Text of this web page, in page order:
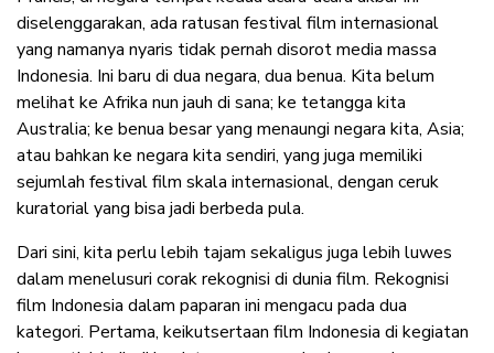
diselenggarakan, ada ratusan festival film internasional
yang namanya nyaris tidak pernah disorot media massa
Indonesia. Ini baru di dua negara, dua benua. Kita belum
melihat ke Afrika nun jauh di sana; ke tetangga kita
Australia; ke benua besar yang menaungi negara kita, Asia;
atau bahkan ke negara kita sendiri, yang juga memiliki
sejumlah festival film skala internasional, dengan ceruk
kuratorial yang bisa jadi berbeda pula.
Dari sini, kita perlu lebih tajam sekaligus juga lebih luwes
dalam menelusuri corak rekognisi di dunia film. Rekognisi
film Indonesia dalam paparan ini mengacu pada dua
kategori. Pertama, keikutsertaan film Indonesia di kegiatan